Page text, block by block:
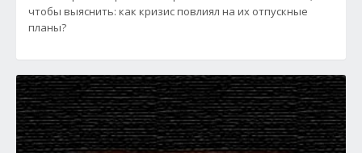
чтобы выяснить: как кризис повлиял на их отпускные
планы?